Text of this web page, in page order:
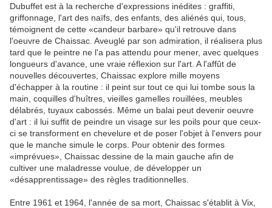
Dubuffet est à la recherche d'expressions inédites : graffiti,
griffonnage, l'art des naïfs, des enfants, des aliénés qui, tous,
témoignent de cette «candeur barbare» qu'il retrouve dans
l'oeuvre de Chaissac. Aveuglé par son admiration, il réalisera plus
tard que le peintre ne l'a pas attendu pour mener, avec quelques
longueurs d'avance, une vraie réflexion sur l'art. A l'affût de
nouvelles découvertes, Chaissac explore mille moyens
d'échapper à la routine : il peint sur tout ce qui lui tombe sous la
main, coquilles d'huîtres, vieilles gamelles rouillées, meubles
délabrés, tuyaux cabossés. Même un balai peut devenir oeuvre
d'art : il lui suffit de peindre un visage sur les poils pour que ceux-
ci se transforment en chevelure et de poser l'objet à l'envers pour
que le manche simule le corps. Pour obtenir des formes
«imprévues», Chaissac dessine de la main gauche afin de
cultiver une maladresse voulue, de développer un
«désapprentissage» des règles traditionnelles.
Entre 1961 et 1964, l'année de sa mort, Chaissac s'établit à Vix,